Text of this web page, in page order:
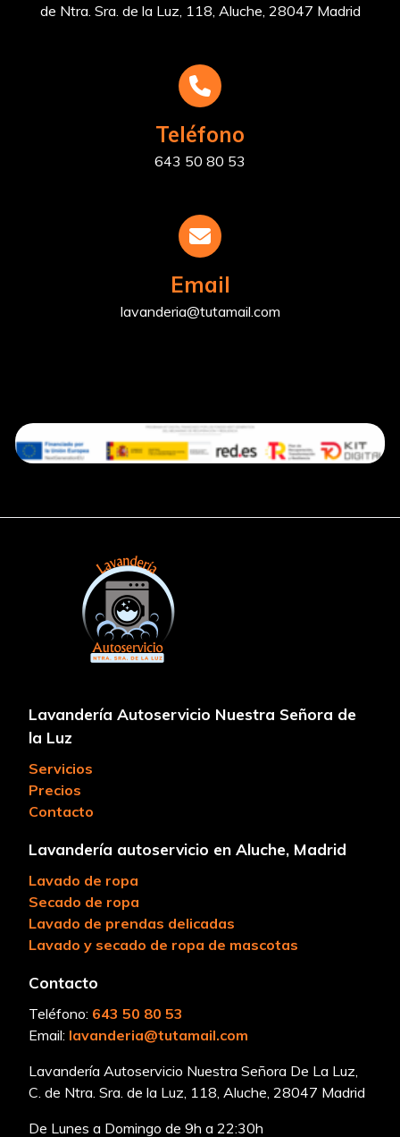
de Ntra. Sra. de la Luz, 118, Aluche, 28047 Madrid
Teléfono
643 50 80 53
Email
lavanderia@tutamail.com
Lavandería Autoservicio Nuestra Señora de
la Luz
Servicios
Precios
Contacto
Lavandería autoservicio en Aluche, Madrid
Lavado de ropa
Secado de ropa
Lavado de prendas delicadas
Lavado y secado de ropa de mascotas
Contacto
Teléfono: 643 50 80 53
Email: lavanderia@tutamail.com
Lavandería Autoservicio Nuestra Señora De La Luz,
C. de Ntra. Sra. de la Luz, 118, Aluche, 28047 Madrid
De Lunes a Domingo de 9h a 22:30h